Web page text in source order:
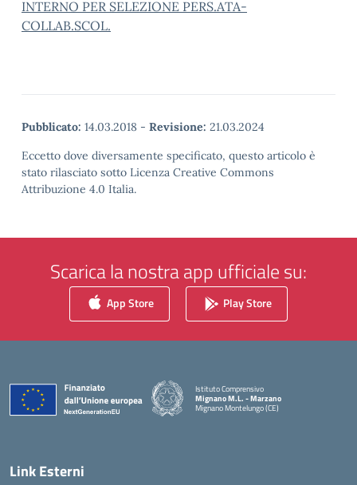
INTERNO PER SELEZIONE PERS.ATA-
COLLAB.SCOL.
Pubblicato: 14.03.2018 - Revisione: 21.03.2024
Eccetto dove diversamente specificato, questo articolo è
stato rilasciato sotto Licenza Creative Commons
Attribuzione 4.0 Italia.
Scarica la nostra app ufficiale su:
App Store Play Store
Istituto Comprensivo
Mignano M.L. - Marzano
Mignano Montelungo (CE)
— Visita la pagina iniziale della scuola
Link Esterni